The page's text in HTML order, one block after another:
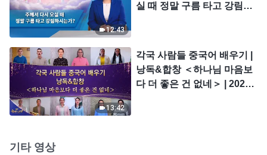
12:43
실 때 정말 구름 타고 강림하
13:42
각국 사람들 중국어 배우기 |
낭독&합창 ＜하나님 마음보
다 더 좋은 건 없네＞ | 2026
기타 영상